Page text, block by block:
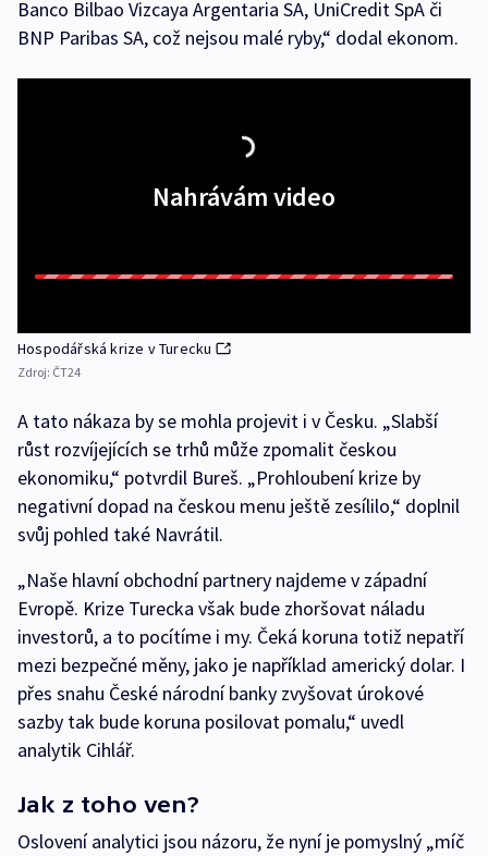
Banco Bilbao Vizcaya Argentaria SA, UniCredit SpA či
BNP Paribas SA, což nejsou malé ryby,“ dodal ekonom.
Nahrávám video
Hospodářská krize v Turecku
Zdroj: ČT24
A tato nákaza by se mohla projevit i v Česku. „Slabší
růst rozvíjejících se trhů může zpomalit českou
ekonomiku,“ potvrdil Bureš. „Prohloubení krize by
negativní dopad na českou menu ještě zesílilo,“ doplnil
svůj pohled také Navrátil.
„Naše hlavní obchodní partnery najdeme v západní
Evropě. Krize Turecka však bude zhoršovat náladu
investorů, a to pocítíme i my. Čeká koruna totiž nepatří
mezi bezpečné měny, jako je například americký dolar. I
přes snahu České národní banky zvyšovat úrokové
sazby tak bude koruna posilovat pomalu,“ uvedl
analytik Cihlář.
Jak z toho ven?
Oslovení analytici jsou názoru, že nyní je pomyslný „míč